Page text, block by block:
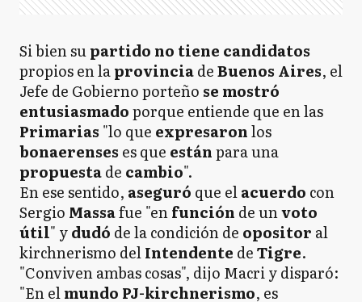
Si bien supartido no tiene candidatos
propios en laprovinciadeBuenos Aires, el
Jefe de Gobierno porteño se mostró
entusiasmadoporque entiende que en las
Primarias "lo que expresaronlos
bonaerenses es que estánpara una
propuestade cambio".
En ese sentido, aseguró que elacuerdo con
Sergio Massafue "enfunción de unvoto
útil" ydudó de la condición de opositor al
kirchnerismo delIntendente deTigre.
"Conviven ambas cosas", dijo Macri y disparó:
"En elmundo PJ-kirchnerismo, es